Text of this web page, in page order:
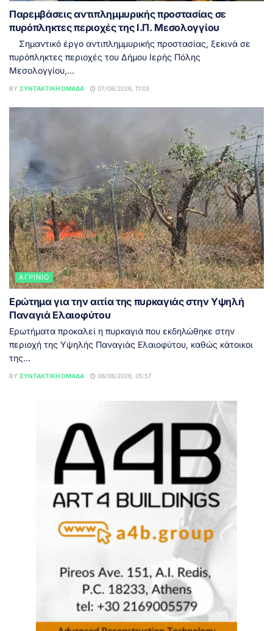
Παρεμβάσεις αντιπλημμυρικής προστασίας σε
πυρόπληκτες περιοχές της Ι.Π. Μεσολογγίου
Σημαντικό έργο αντιπλημμυρικής προστασίας, ξεκινά σε
πυρόπληκτες περιοχές του Δήμου Ιερής Πόλης
Μεσολογγίου,...
BY ΣΥΝΤΑΚΤΙΚΉ ΟΜΆΔΑ 07/08/2026, 11:03
ΑΓΡΊΝΙΟ
Ερώτημα για την αιτία της πυρκαγιάς στην Υψηλή
Παναγιά Ελαιοφύτου
Ερωτήματα προκαλεί η πυρκαγιά που εκδηλώθηκε στην
περιοχή της Υψηλής Παναγιάς Ελαιοφύτου, καθώς κάτοικοι
της...
BY ΣΥΝΤΑΚΤΙΚΉ ΟΜΆΔΑ 06/08/2026, 05:57